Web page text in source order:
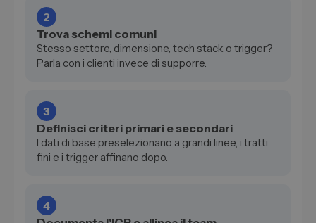
2
Trova schemi comuni
Stesso settore, dimensione, tech stack o trigger?
Parla con i clienti invece di supporre.
3
Definisci criteri primari e secondari
I dati di base preselezionano a grandi linee, i tratti
fini e i trigger affinano dopo.
4